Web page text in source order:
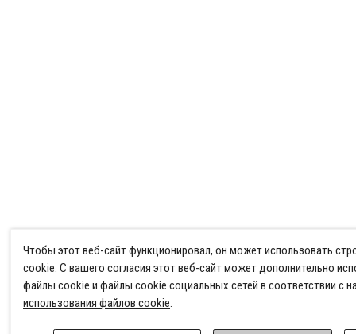
Чтобы этот веб-сайт функционировал, он может использовать
cookie. С вашего согласия этот веб-сайт может дополнительно
файлы cookie и файлы cookie социальных сетей в соответствии с
использования файлов cookie